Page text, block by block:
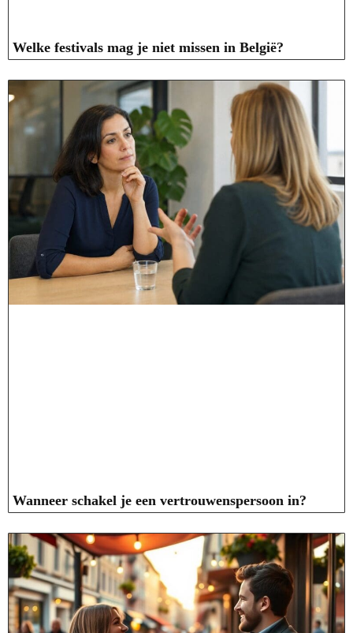
Welke festivals mag je niet missen in België?
Wanneer schakel je een vertrouwenspersoon in?